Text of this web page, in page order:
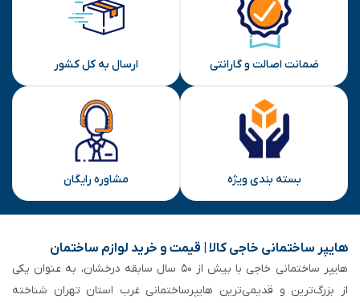
ضمانت اصالت و گارانتی ارسال به کل کشور
بسته بندی ویژه مشاوره رایگان
هایپر ساختمانی خاجی‌ کالا | قیمت و خرید لوازم ساختمان
هایپر ساختمانی خاجی‌ با بیش از ۵۰ سال سابقه‌ درخشان، به عنوان یکی
از بزرگ‌ترین و قدیمی‌ترین هایپرساختمانی‌ غرب استان تهران شناخته